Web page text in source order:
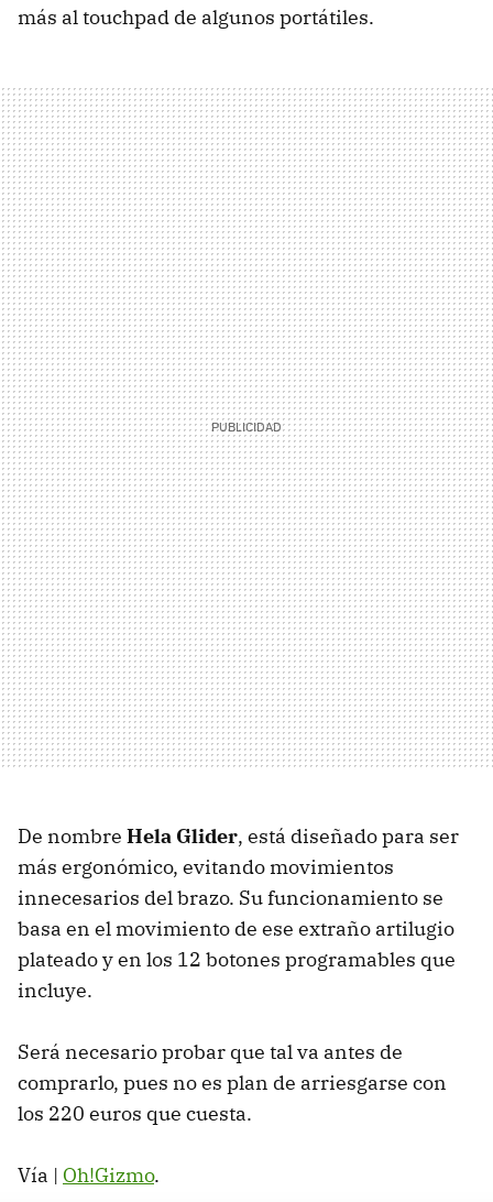
más al touchpad de algunos portátiles.
De nombre Hela Glider, está diseñado para ser
más ergonómico, evitando movimientos
innecesarios del brazo. Su funcionamiento se
basa en el movimiento de ese extraño artilugio
plateado y en los 12 botones programables que
incluye.
Será necesario probar que tal va antes de
comprarlo, pues no es plan de arriesgarse con
los 220 euros que cuesta.
Vía | Oh!Gizmo.